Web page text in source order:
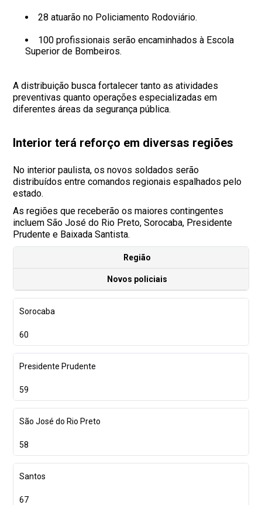
28 atuarão no Policiamento Rodoviário.
100 profissionais serão encaminhados à Escola
Superior de Bombeiros.
A distribuição busca fortalecer tanto as atividades
preventivas quanto operações especializadas em
diferentes áreas da segurança pública.
Interior terá reforço em diversas regiões
No interior paulista, os novos soldados serão
distribuídos entre comandos regionais espalhados pelo
estado.
As regiões que receberão os maiores contingentes
incluem São José do Rio Preto, Sorocaba, Presidente
Prudente e Baixada Santista.
Região
Novos policiais
Sorocaba
60
Presidente Prudente
59
São José do Rio Preto
58
Santos
67